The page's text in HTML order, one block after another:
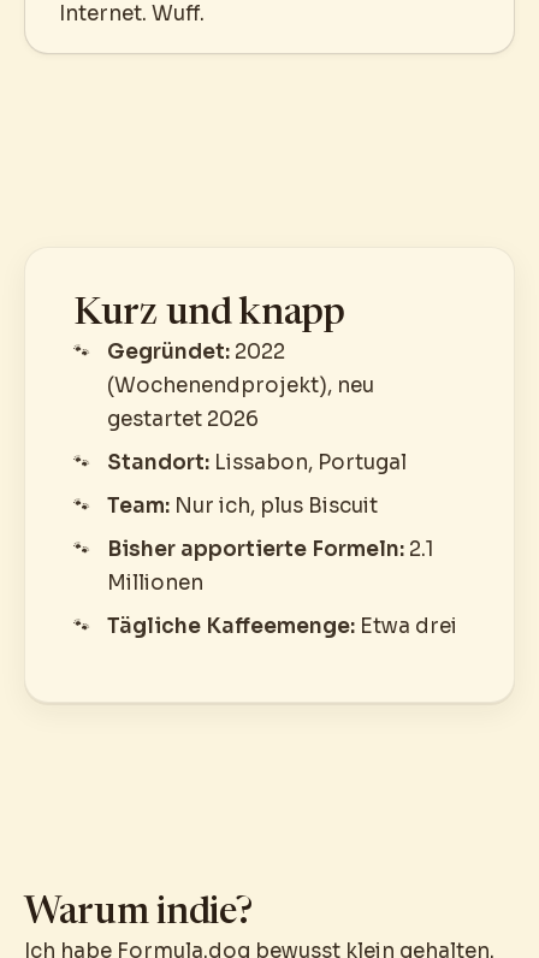
Internet. Wuff.
Kurz und knapp
Gegründet: 2022
(Wochenendprojekt), neu
gestartet 2026
Standort: Lissabon, Portugal
Team: Nur ich, plus Biscuit
Bisher apportierte Formeln: 2.1
Millionen
Tägliche Kaffeemenge: Etwa drei
Warum indie?
Ich habe Formula.dog bewusst klein gehalten.